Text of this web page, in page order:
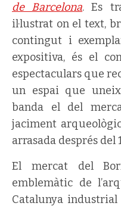
de Barcelona. Es
il·lustrat on el text,
contingut i
expositiva, és el
espectaculars que
un espai que
banda el del
jaciment
arrasada després del
El mercat del
emblemàtic de
Catalunya